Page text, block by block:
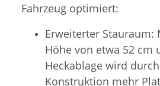
Fahrzeug optimiert:
Erweiterter Stauraum:
Höhe von etwa 52 cm
Heckablage wird
Konstruktion mehr